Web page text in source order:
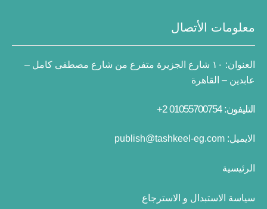
معلومات الأتصال
العنوان:
١٠ شارع الجزيرة متفرع من شارع مصطفى كامل –
عابدين – القاهرة
التليفون: 01055700754 2+
الايميل: publish@tashkeel-eg.com
الرئيسية
سياسة الاستبدال و الاسترجاع